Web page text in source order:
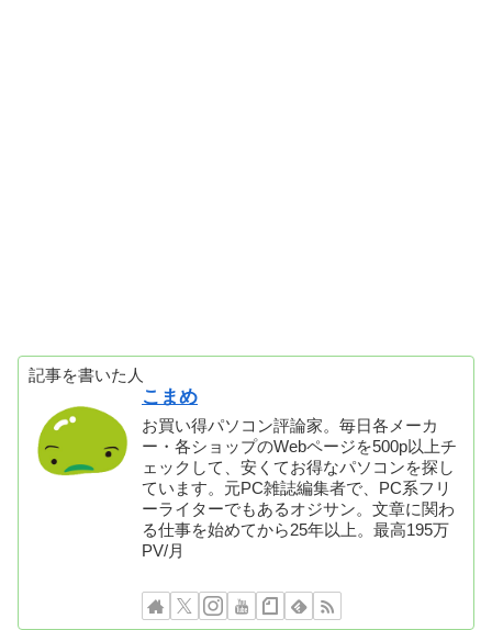
記事を書いた人
こまめ
お買い得パソコン評論家。毎日各メーカ
ー・各ショップのWebページを500p以上チ
ェックして、安くてお得なパソコンを探し
ています。元PC雑誌編集者で、PC系フリ
ーライターでもあるオジサン。文章に関わ
る仕事を始めてから25年以上。最高195万
PV/月